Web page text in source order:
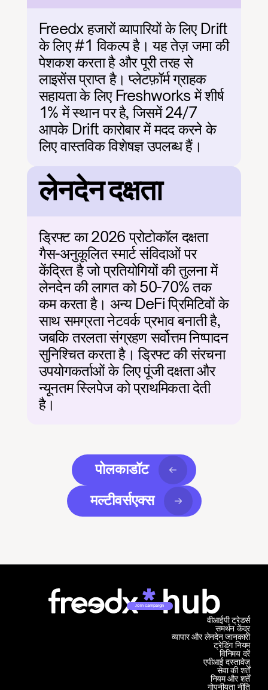
Freedx हजारों व्यापारियों के लिए Drift
के लिए #1 विकल्प है। यह तेज़ जमा की
पेशकश करता है और पूरी तरह से
लाइसेंस प्राप्त है। प्लेटफ़ॉर्म ग्राहक
सहायता के लिए Freshworks में शीर्ष
1% में स्थान पर है, जिसमें 24/7
आपके Drift कारोबार में मदद करने के
लिए वास्तविक विशेषज्ञ उपलब्ध हैं।
लेनदेन दक्षता
ड्रिफ्ट का 2026 प्रोटोकॉल दक्षता
गैस-अनुकूलित स्मार्ट संविदाओं पर
केंद्रित है जो प्रतियोगियों की तुलना में
लेनदेन की लागत को 50-70% तक
कम करता है। अन्य DeFi प्रिमिटिवों के
साथ समग्रता नेटवर्क प्रभाव बनाती है,
जबकि तरलता संग्रहण सर्वोत्तम निष्पादन
सुनिश्चित करता है। ड्रिफ्ट की संरचना
उपयोगकर्ताओं के लिए पूंजी दक्षता और
न्यूनतम स्लिपेज को प्राथमिकता देती
है।
पोलकाडॉट
मल्टीवर्सएक्स
Join campaign
समर्थन केंद्र
व्यापार और लेनदेन जानकारी
वीआईपी ट्रेडर्स
ट्रेडिंग नियम
विनिमय दरें
एपीआई दस्तावेज़
सेवा की शर्तें
नियम और शर्तें
गोपनीयता नीति